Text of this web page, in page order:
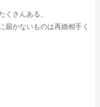
くさんある。
届かないものは再婚相手く